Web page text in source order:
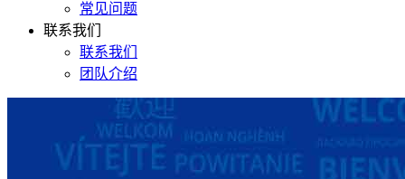
常见问题
联系我们
联系我们
团队介绍